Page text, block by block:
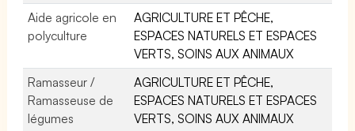
Aide agricole en
polyculture
AGRICULTURE ET PÊCHE,
ESPACES NATURELS ET ESPACES
VERTS, SOINS AUX ANIMAUX
Ramasseur /
Ramasseuse de
légumes
AGRICULTURE ET PÊCHE,
ESPACES NATURELS ET ESPACES
VERTS, SOINS AUX ANIMAUX